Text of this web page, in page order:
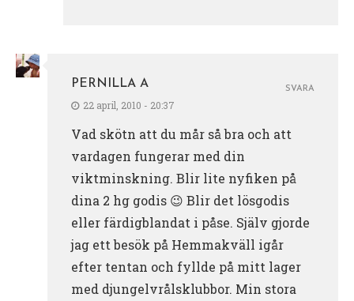
PERNILLA A
22 april, 2010 - 20:37
Vad skötn att du mår så bra och att
vardagen fungerar med din
viktminskning. Blir lite nyfiken på
dina 2 hg godis 😉 Blir det lösgodis
eller färdigblandat i påse. Själv gjorde
jag ett besök på Hemmakväll igår
efter tentan och fyllde på mitt lager
med djungelvrålsklubbor. Min stora
SVARA